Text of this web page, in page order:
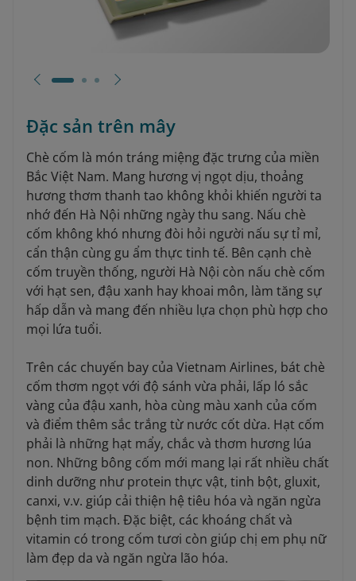
Đặc sản trên mây
Chè cốm là món tráng miệng đặc trưng của miền
Bắc Việt Nam. Mang hương vị ngọt dịu, thoảng
hương thơm thanh tao không khỏi khiến người ta
nhớ đến Hà Nội những ngày thu sang. Nấu chè
cốm không khó nhưng đòi hỏi người nấu sự tỉ mỉ,
cẩn thận cùng gu ẩm thực tinh tế. Bên cạnh chè
cốm truyền thống, người Hà Nội còn nấu chè cốm
với hạt sen, đậu xanh hay khoai môn, làm tăng sự
hấp dẫn và mang đến nhiều lựa chọn phù hợp cho
mọi lứa tuổi.
Trên các chuyến bay của Vietnam Airlines, bát chè
cốm thơm ngọt với độ sánh vừa phải, lấp ló sắc
vàng của đậu xanh, hòa cùng màu xanh của cốm
và điểm thêm sắc trắng từ nước cốt dừa. Hạt cốm
phải là những hạt mẩy, chắc và thơm hương lúa
non. Những bông cốm mới mang lại rất nhiều chất
dinh dưỡng như protein thực vật, tinh bột, gluxit,
canxi, v.v. giúp cải thiện hệ tiêu hóa và ngăn ngừa
bệnh tim mạch. Đặc biệt, các khoáng chất và
vitamin có trong cốm tươi còn giúp chị em phụ nữ
làm đẹp da và ngăn ngừa lão hóa.